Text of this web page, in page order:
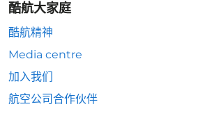
酷航大家庭
酷航精神
Media centre
加入我们
航空公司合作伙伴